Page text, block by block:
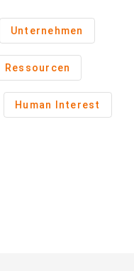
Unternehmen
Ressourcen
Human Interest